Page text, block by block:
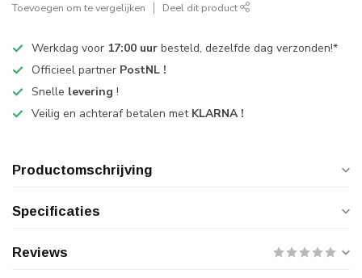
Toevoegen om te vergelijken Deel dit product
Werkdag voor 17:00 uur besteld, dezelfde dag verzonden!*
Officieel partner PostNL !
Snelle levering !
Veilig en achteraf betalen met KLARNA !
Productomschrijving
Specificaties
Reviews